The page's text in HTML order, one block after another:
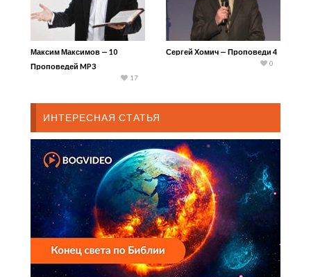
Максим Максимов — 10
Проповедей MP3
17
Сергей Хомич — Проповеди 4
0
ИНТЕРЕСНАЯ СТАТЬЯ